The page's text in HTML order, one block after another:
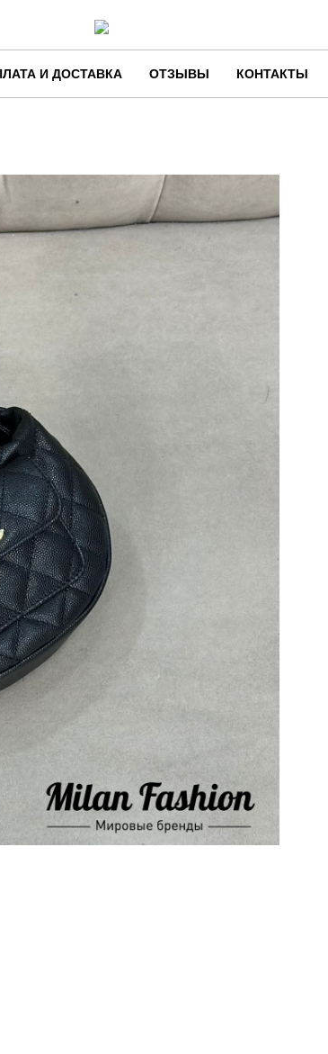
И ДОСТАВКА ОТЗЫВЫ КОНТАКТЫ